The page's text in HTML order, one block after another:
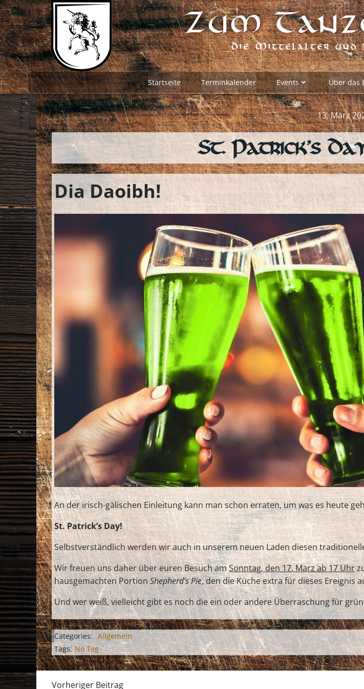
Zum
Inhalt
springen
Zum
Die Mittelalter und
Startseite Terminkalender Events Über das
13. März
St. Patrick’s
Dia Daoibh!
An der irisch-gälischen Einleitung kann man schon erraten, um was es heute
St. Patrick’s Day!
Selbstverständlich werden wir auch in unserem neuen Laden diesen
Wir freuen uns daher über euren Besuch amSonntag, den 17. März ab 17 Uhr
hausgemachten Portion Shepherd’s Pie, den die Küche extra für dieses Ereignis
Und wer weiß, vielleicht gibt es noch die ein oder andere Überraschung für
Categories: Allgemein
Tags: No Tag
Vorheriger Beitrag